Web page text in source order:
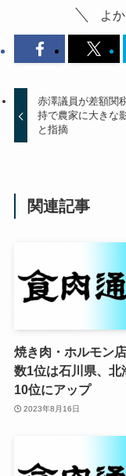
よ
赤澤議員が差額関
持で農家に大きな
と指摘
関連記事
焼き肉・ホルモン
数1位は石川県、北
10位にアップ
2023年8月16日